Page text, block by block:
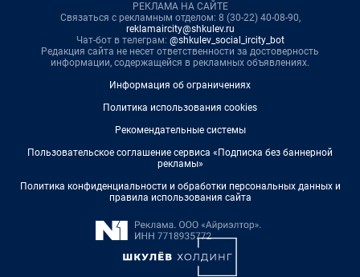
РЕКЛАМА НА САЙТЕ
Связаться с рекламным отделом: 8 (30-22) 40-08-90,
reklamaircity@shkulev.ru
Чат-бот в телеграм: @shkulev_social_ircity_bot
Редакция сайта не несет ответственности за достоверность
информации, содержащейся в рекламных объявлениях.
Информация об ограничениях
Политика использования cookies
Рекомендательные системы
Пользовательское соглашение сервиса «Подписка без баннерной
рекламы»
Политика конфиденциальности и обработки персональных данных и
правила использования сайта